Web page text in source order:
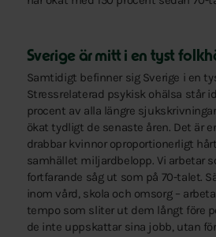
Sverige är mitt i en tyst
Samtidigt befinner sig Sverige i en
Stressrelaterad psykisk ohälsa står
procent av alla längre
ökat tydligt de senaste åren. Det är
drabbar kvinnor oproportionerligt
samhället miljardbelopp. Vi arbetar
fortfarande såg ut som på 70-talet.
inom vård, skola och omsorg –
tempo som sliter ut dem långt före
de inte uppskattar sina jobb, utan